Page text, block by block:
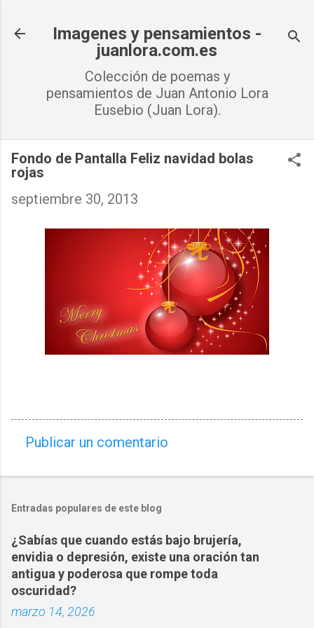
Imagenes y pensamientos -
juanlora.com.es
Colección de poemas y
pensamientos de Juan Antonio Lora
Eusebio (Juan Lora).
Fondo de Pantalla Feliz navidad bolas
rojas
septiembre 30, 2013
o
e
n
t
a
r
i
Publicar un comentario
Entradas populares de este blog
¿Sabías que cuando estás bajo brujería,
envidia o depresión, existe una oración tan
antigua y poderosa que rompe toda
oscuridad?
marzo 14, 2026